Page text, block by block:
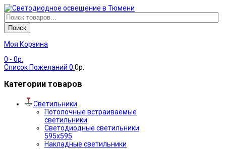
Поиск
Моя Корзина
0 - 0р.
Список Пожеланий 0 0р.
Категории товаров
Светильники
Потолочные встраиваемые
светильники
Светодиодные светильники
595х595
Накладные светильники